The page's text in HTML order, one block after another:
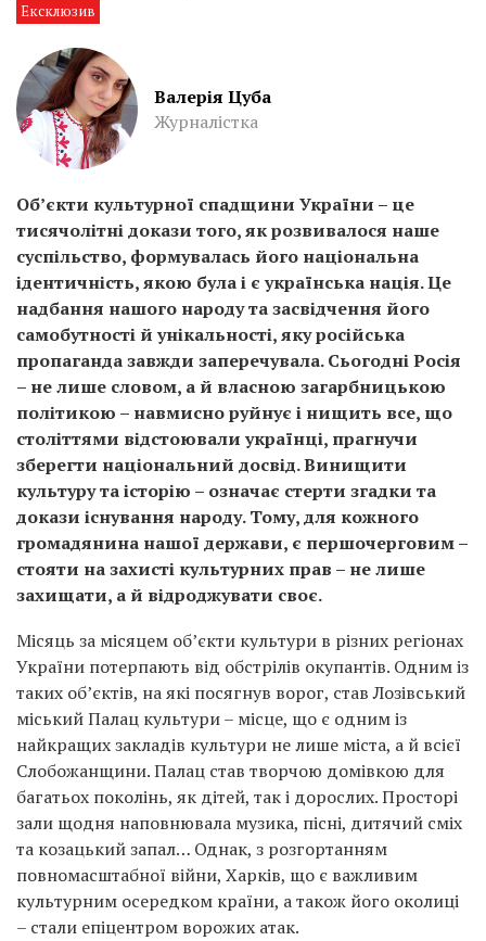
Ексклюзив
Валерія Цуба
Журналістка
Об’єкти культурної спадщини України – це
тисячолітні докази того, як розвивалося наше
суспільство, формувалась його національна
ідентичність, якою була і є українська нація. Це
надбання нашого народу та засвідчення його
самобутності й унікальності, яку російська
пропаганда завжди заперечувала. Сьогодні Росія
– не лише словом, а й власною загарбницькою
політикою – навмисно руйнує і нищить все, що
століттями відстоювали українці, прагнучи
зберегти національний досвід. Винищити
культуру та історію – означає стерти згадки та
докази існування народу. Тому, для кожного
громадянина нашої держави, є першочерговим –
стояти на захисті культурних прав – не лише
захищати, а й відроджувати своє.
Місяць за місяцем об’єкти культури в різних регіонах
України потерпають від обстрілів окупантів. Одним із
таких об’єктів, на які посягнув ворог, став Лозівський
міський Палац культури – місце, що є одним із
найкращих закладів культури не лише міста, а й всієї
Слобожанщини. Палац став творчою домівкою для
багатьох поколінь, як дітей, так і дорослих. Просторі
зали щодня наповнювала музика, пісні, дитячий сміх
та козацький запал… Однак, з розгортанням
повномасштабної війни, Харків, що є важливим
культурним осередком країни, а також його околиці
– стали епіцентром ворожих атак.